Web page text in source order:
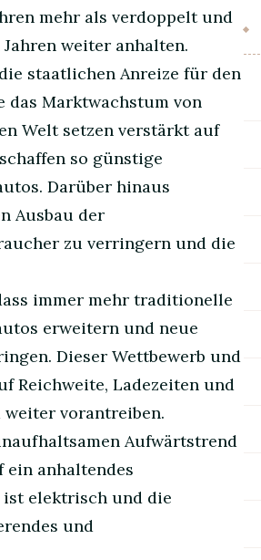
mehr als verdoppelt und
weiter anhalten.
staatlichen Anreize für den
das Marktwachstum von
Welt setzen verstärkt auf
so günstige
Darüber hinaus
Ausbau der
zu verringern und die
immer mehr traditionelle
erweitern und neue
Dieser Wettbewerb und
Reichweite, Ladezeiten und
vorantreiben.
Aufwärtstrend
anhaltendes
elektrisch und die
und